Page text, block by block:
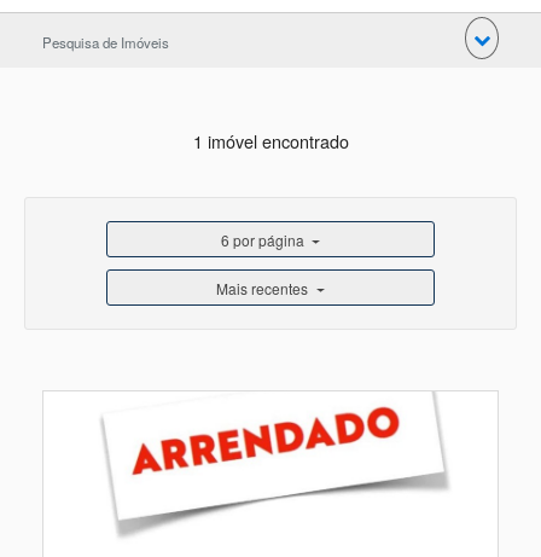
Pesquisa de Imóveis
1 imóvel encontrado
6 por página
Mais recentes